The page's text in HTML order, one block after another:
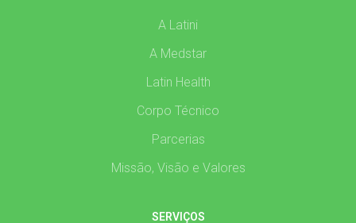
A Latini
A Medstar
Latin Health
Corpo Técnico
Parcerias
Missão, Visão e Valores
SERVIÇOS